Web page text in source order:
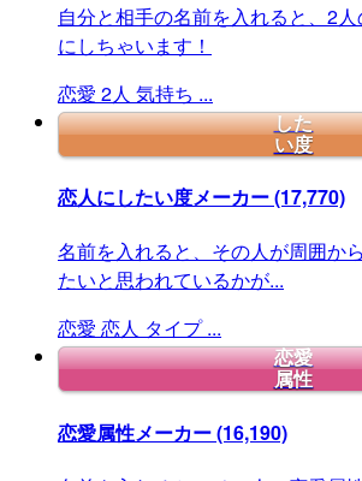
自分と相手の名前を入れると、2
にしちゃいます！
恋愛 2人 気持ち ...
した
い度
恋人にしたい度メーカー(17,770)
名前を入れると、その人が周囲か
たいと思われているかが...
恋愛 恋人 タイプ ...
恋愛
属性
恋愛属性メーカー(16,190)